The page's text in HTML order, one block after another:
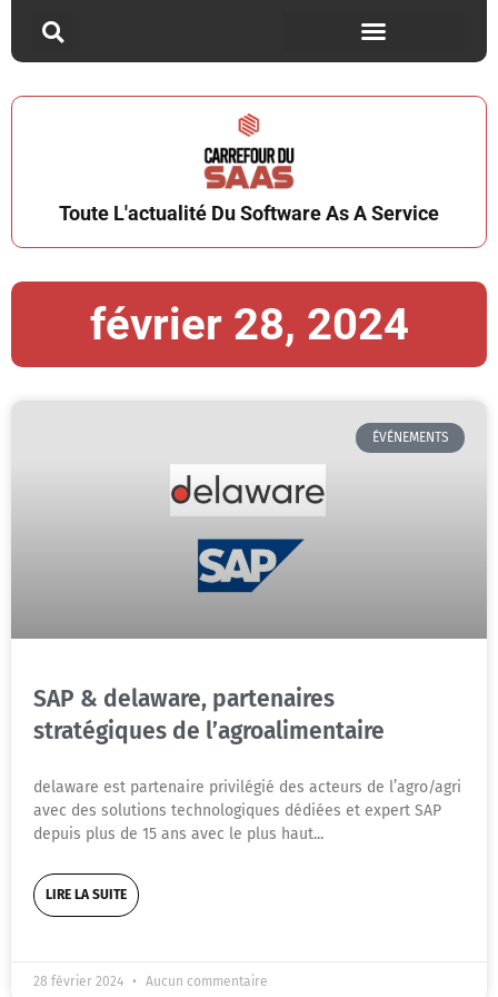
Toute L'actualité Du Software As A Service
février 28, 2024
ÉVÉNEMENTS
SAP & delaware, partenaires
stratégiques de l’agroalimentaire
delaware est partenaire privilégié des acteurs de l’agro/agri
avec des solutions technologiques dédiées et expert SAP
depuis plus de 15 ans avec le plus haut
LIRE LA SUITE
28 février 2024 Aucun commentaire